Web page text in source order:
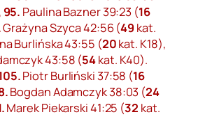
95. Paulina Bazner 39:23 (16
Grażyna Szyca 42:56 (49 kat.
Burlińska 43:55 (20kat. K18),
43:58 (54kat. K40).
Piotr Burliński 37:58 (16
Bogdan Adamczyk 38:03 (24
Marek Piekarski 41:25 (32 kat.